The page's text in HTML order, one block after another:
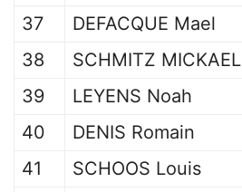
37
DEFACQUE Mael
38
SCHMITZ MICKAEL
39
LEYENS Noah
40
DENIS Romain
41
SCHOOS Louis